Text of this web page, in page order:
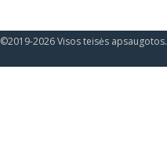
©2019-2026 Visos teisės apsaugotos.